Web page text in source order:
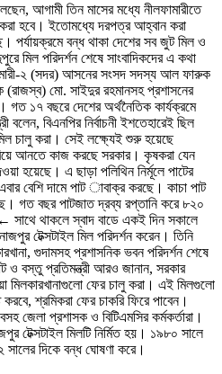
আগামী তিন মাসের মধ্যে নীলফামারীতে
করা হবে। ইতোমধ্যে দরপত্র আহ্বান করা
পর্যায়ক্রমে বন্ধ থাকা দেশের সব জুট মিল ও
মিল পরিদর্শন শেষে সাংবাদিকদের এ কথা
২ (সদর) আসনের সংসদ সদস্য আল ফারুক
মো. সাইদুর রহমানসহ প্রশাসনের
গত ১৭ বছরে দেশের অর্থনৈতিক কার্যক্রমে
বলেন, বিএনপির নির্বাচনী ইশতেহারেই ছিল
চালু করা। সেই লক্ষ্যেই শুরু হয়েছে
আনতে কাজ করছে সরকার। কৃষকরা যেন
হয়েছে। এ ছাড়া পলিথিন নির্মূলে পাটের
বেশি দামে পাট াবাক্র করছে। কাচা পাট
গত বছর পাটজাত দ্রব্য রপ্তানি করে ৮২০
সাথে থাকলে স্বাদ বাডে একই দিন সকালে
টেক্সটাইল মিল পরিদর্শন করেন। তিনি
গুদামসহ প্রশাসনিক ভবন পরিদর্শন শেষে
ও বস্তু প্রতিমন্ত্রী আরও জানান, সরকার
মিলকারখানাগুলো ফের চালু করা। এই মিলগুলো
শ্রমিকরা ফের চাকরি ফিরে পাবেন।
জেলা প্রশাসক ও বিটিএমসির কর্মকর্তারা।
টেক্সটাইল মিলটি নির্মিত হয়। ১৯৮০ সালে
দিকে বন্ধ ঘোষণা করে।